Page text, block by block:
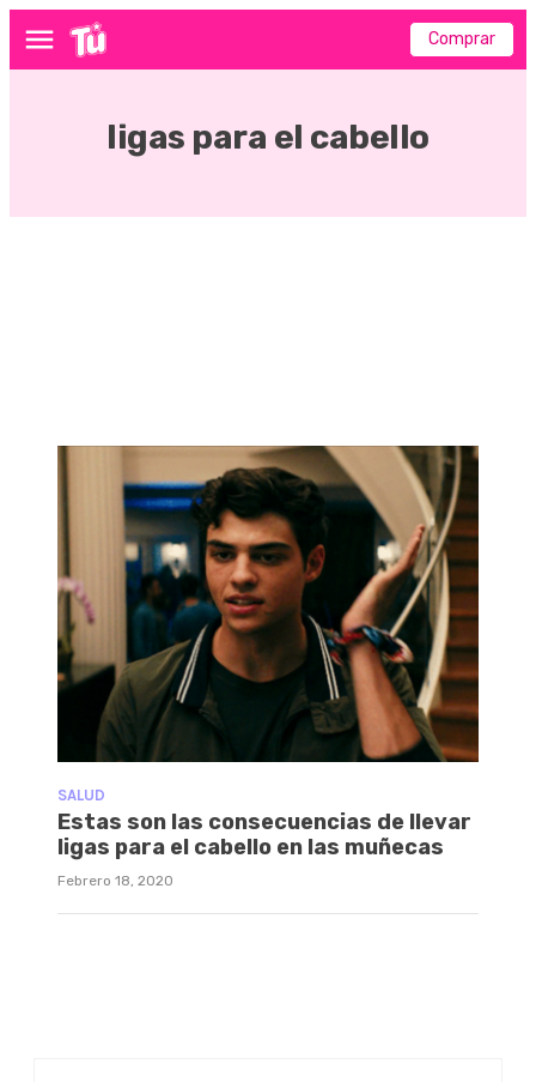
Menú Comprar
ligas para el cabello
SALUD
Estas son las consecuencias de llevar
ligas para el cabello en las muñecas
Febrero 18, 2020